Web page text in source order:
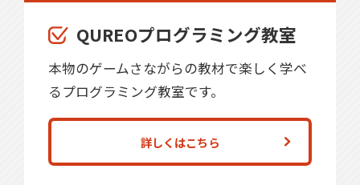
QUREOプログラミング教室
本物のゲームさながらの教材で楽しく学べ
るプログラミング教室です。
詳しくはこちら